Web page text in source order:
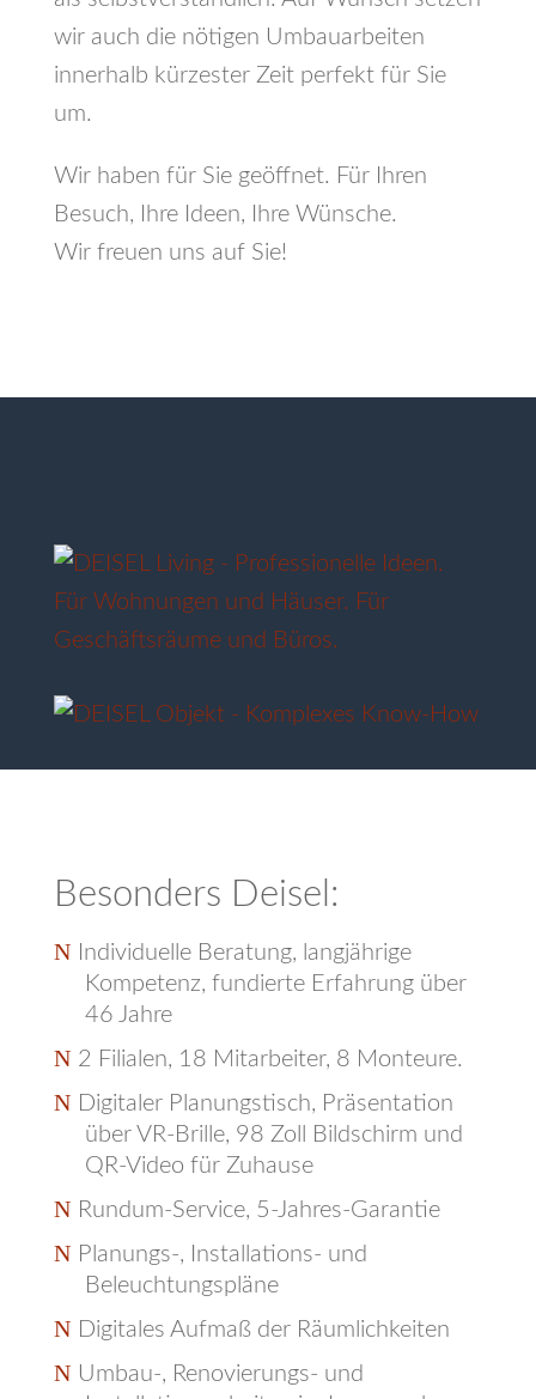
wir auch die nötigen Umbauarbeiten
innerhalb kürzester Zeit perfekt für Sie
um.
Wir haben für Sie geöffnet. Für Ihren
Besuch, Ihre Ideen, Ihre Wünsche.
Wir freuen uns auf Sie!
Besonders Deisel:
Individuelle Beratung, langjährige
Kompetenz, fundierte Erfahrung über
46 Jahre
2 Filialen, 18 Mitarbeiter, 8 Monteure.
Digitaler Planungstisch, Präsentation
über VR-Brille, 98 Zoll Bildschirm und
QR-Video für Zuhause
Rundum-Service, 5-Jahres-Garantie
Planungs-, Installations- und
Beleuchtungspläne
Digitales Aufmaß der Räumlichkeiten
Umbau-, Renovierungs- und